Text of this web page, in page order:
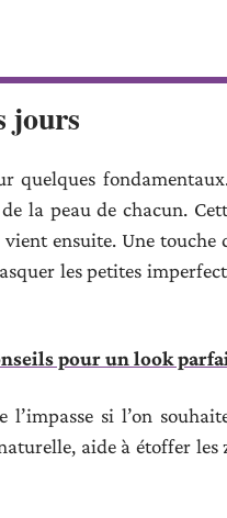
jours
la peau de chacun.
ensuite. Une touche
les petites
pour un look
si l’on
aide à étoffer les